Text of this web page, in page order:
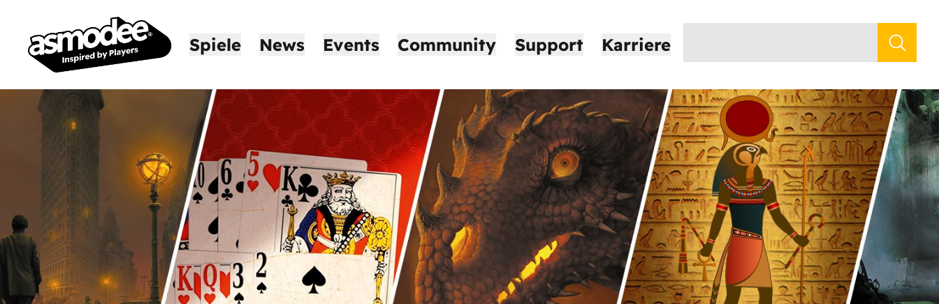
Spiele News Events Community Support Karriere